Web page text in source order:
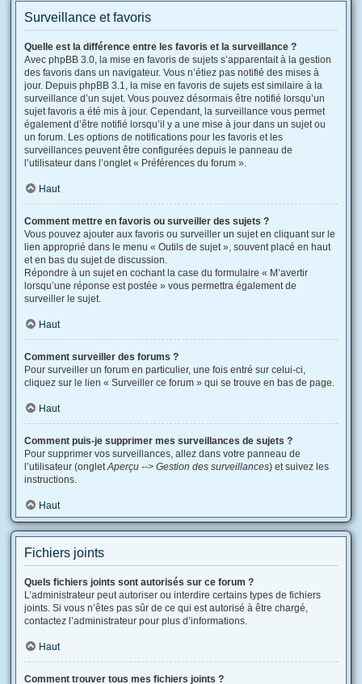
Surveillance et favoris
Quelle est la différence entre les favoris et la surveillance ?
Avec phpBB 3.0, la mise en favoris de sujets s’apparentait à la gestion
des favoris dans un navigateur. Vous n’étiez pas notifié des mises à
jour. Depuis phpBB 3.1, la mise en favoris de sujets est similaire à la
surveillance d’un sujet. Vous pouvez désormais être notifié lorsqu’un
sujet favoris a été mis à jour. Cependant, la surveillance vous permet
également d’être notifié lorsqu’il y a une mise à jour dans un sujet ou
un forum. Les options de notifications pour les favoris et les
surveillances peuvent être configurées depuis le panneau de
l’utilisateur dans l’onglet « Préférences du forum ».
Haut
Comment mettre en favoris ou surveiller des sujets ?
Vous pouvez ajouter aux favoris ou surveiller un sujet en cliquant sur le
lien approprié dans le menu « Outils de sujet », souvent placé en haut
et en bas du sujet de discussion.
Répondre à un sujet en cochant la case du formulaire « M’avertir
lorsqu’une réponse est postée » vous permettra également de
surveiller le sujet.
Haut
Comment surveiller des forums ?
Pour surveiller un forum en particulier, une fois entré sur celui-ci,
cliquez sur le lien « Surveiller ce forum » qui se trouve en bas de page.
Haut
Comment puis-je supprimer mes surveillances de sujets ?
Pour supprimer vos surveillances, allez dans votre panneau de
l’utilisateur (ongletAperçu --> Gestion des surveillances) et suivez les
instructions.
Haut
Fichiers joints
Quels fichiers joints sont autorisés sur ce forum ?
L’administrateur peut autoriser ou interdire certains types de fichiers
joints. Si vous n’êtes pas sûr de ce qui est autorisé à être chargé,
contactez l’administrateur pour plus d’informations.
Haut
Comment trouver tous mes fichiers joints ?